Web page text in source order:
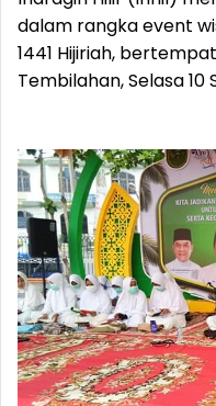
dalam rangka event
1441 Hijiriah,
Tembilahan, Selasa 10